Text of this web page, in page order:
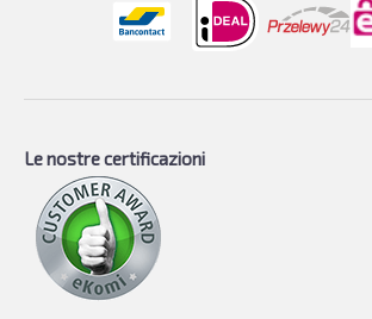
Le nostre certificazioni